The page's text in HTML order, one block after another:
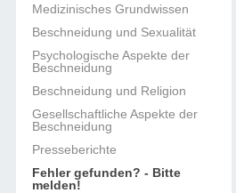
Medizinisches Grundwissen
Beschneidung und Sexualität
Psychologische Aspekte der
Beschneidung
Beschneidung und Religion
Gesellschaftliche Aspekte der
Beschneidung
Presseberichte
Fehler gefunden? - Bitte
melden!